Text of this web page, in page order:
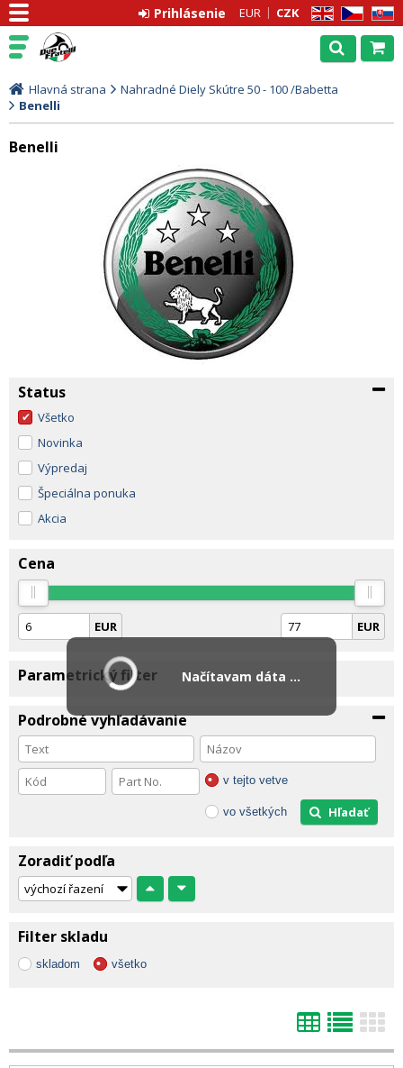
EN CZ SK
EUR CZK
Prihlásenie
Hlavná strana
Nahradné Diely Skútre 50 - 100 /Babetta
Benelli
Benelli
Status
Všetko
Novinka
Výpredaj
Špeciálna ponuka
Akcia
Cena
EUR EUR
Parametrický filter
Podrobné vyhľadávanie
v tejto vetve
vo všetkých Hľadať
Zoradiť podľa
Filter skladu
skladom všetko
Načítavam dáta ...